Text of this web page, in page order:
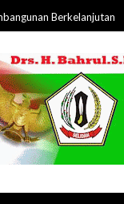
07 Aug